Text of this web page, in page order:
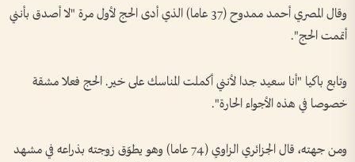
وقال المصري أحمد ممدوح (37 عاما) الذي أدى الحج لأول مرة "لا أصدق بأنني
أتممت الحج".
وتابع باكيا "أنا سعيد جدا لأنني أكملت المناسك على خير. الحج فعلا مشقة
خصوصا في هذه الأجواء الحارة".
ومن جهته، قال الجزائري الزاوي (74 عاما) وهو يطوّق زوجته بذراعه في مشهد